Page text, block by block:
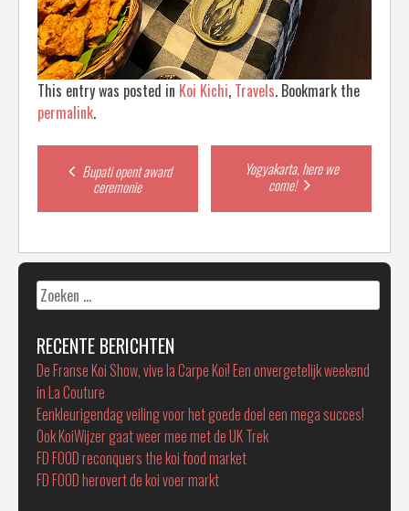
This entry was posted in Koi Kichi, Travels. Bookmark the
permalink.
Post
navigation
Bupati opent award
ceremonie
Yogyakarta, here we
come!
Zoeken
naar:
RECENTE BERICHTEN
De Franse Koi Show, vive la Carpe Koï! Een onvergetelijk weekend
in La Couture
Eenkleurigendag veiling voor het goede doel een mega succes!
Ook KoiWijzer gaat weer mee met de UK Trek
FD FOOD reconquers the koi food market
FD FOOD herovert de koi voer markt